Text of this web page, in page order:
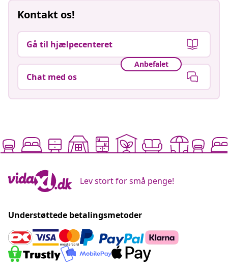
Kontakt os!
Gå til hjælpecenteret
Anbefalet
Chat med os
Lev stort for små penge!
Understøttede betalingsmetoder